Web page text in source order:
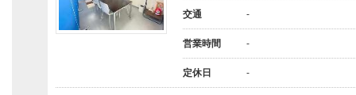
交通 -
営業時間 -
定休日 -